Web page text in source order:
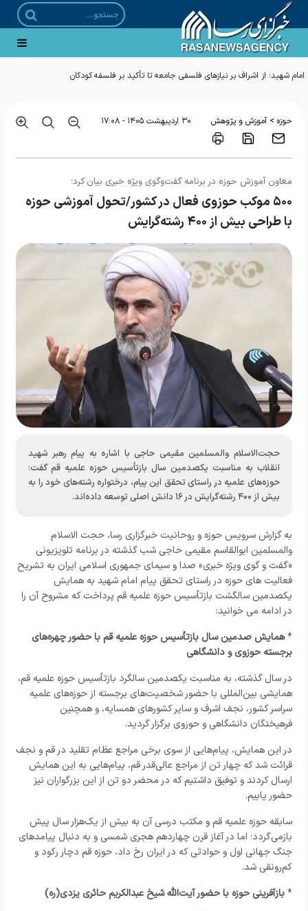
بررسی طرح‌های اقتصادی حوزه برای ارائه راهکارهای حل مشکلات معیشتی مردم
حوزه > آموزش و پژوهش ۳۰ ارديبهشت ۱۴۰۵ - ۱۷:۰۸
معاون آموزش حوزه در برنامه گفت‌وگوی ویژه خبری بیان کرد؛
۵۰۰ موکب حوزوی فعال در کشور/تحول آموزشی حوزه
با طراحی بیش از ۴۰۰ رشته‌گرایش
حجت‌الاسلام والمسلمین مقیمی حاجی با اشاره به پیام رهبر شهید
انقلاب به مناسبت یکصدمین سال بازتأسیس حوزه علمیه قم گفت:
حوزه‌های علمیه در راستای تحقق این پیام، درختواره رشته‌های خود را به
بیش از ۴۰۰ رشته‌گرایش در ۱۶ دانش اصلی توسعه داده‌اند.
به گزارش سرویس حوزه و روحانیت خبرگزاری رسا، حجت الاسلام
والمسلمین ابوالقاسم مقیمی حاجی شب گذشته در برنامه تلویزیونی
«گفت و گوی ویژه خبری» صدا و سیمای جمهوری اسلامی ایران به تشریح
فعالیت های حوزه در راستای تحقق پیام امام شهید به همایش
یکصدمین سالگشت بازتأسیس حوزه علمیه قم پرداخت که مشروح آن را
در ادامه می خوانید:
*همایش صدمین سال بازتأسیس حوزه علمیه قم با حضور چهره‌های
برجسته حوزوی و دانشگاهی
در سال گذشته، به مناسبت یکصدمین سالگرد بازتأسیس حوزه علمیه قم،
همایشی بین‌المللی با حضور شخصیت‌های برجسته از حوزه‌های علمیه
سراسر کشور، نجف اشرف و سایر کشورهای همسایه، و همچنین
فرهیختگان دانشگاهی و حوزوی برگزار گردید.
در این همایش، پیام‌هایی از سوی برخی مراجع عظام تقلید در قم و نجف
قرائت شد که چهار تن از مراجع عالی‌قدر قم، پیام‌هایی به این همایش
ارسال کردند و توفیق داشتیم که در محضر دو تن از این بزرگواران نیز
حضور یابیم.
سابقه حوزه علمیه قم و مکتب درسی آن به بیش از یک‌هزار سال پیش
بازمی‌گردد؛ اما در آغاز قرن چهاردهم هجری شمسی و به دنبال پیامدهای
جنگ جهانی اول و حوادثی که در ایران رخ داد، حوزه قم دچار رکود و
کم‌رونقی شد.
*بازآفرینی حوزه با حضور آیت‌الله شیخ عبدالکریم حائری یزدی(ره)